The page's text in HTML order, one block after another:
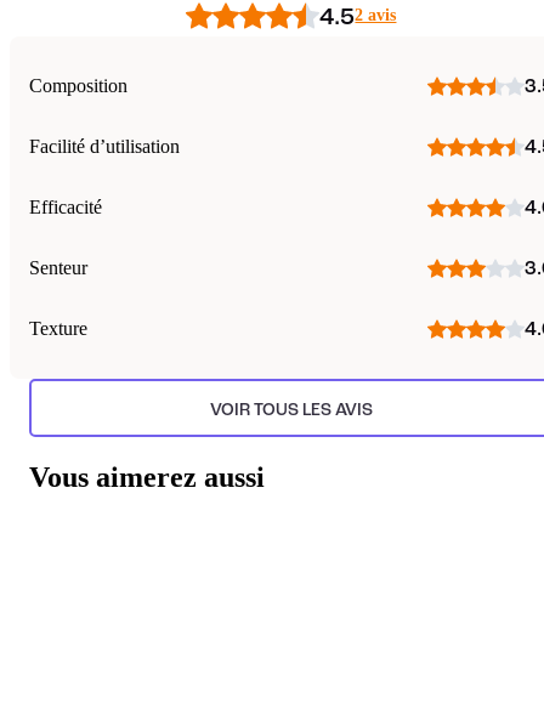
4.52 avis
Composition
Facilité d’utilisation
Efficacité
Senteur
Texture
VOIR TOUS LES AVIS
Vous aimerez aussi